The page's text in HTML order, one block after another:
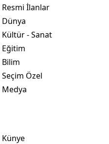
Resmi İlanlar
Dünya
Kültür - Sanat
Eğitim
Bilim
Seçim Özel
Medya
Künye